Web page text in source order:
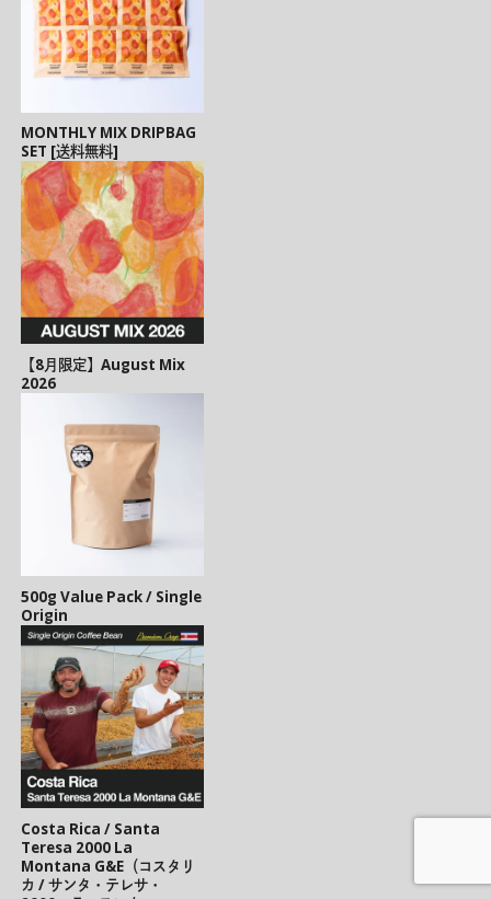
MONTHLY MIX DRIPBAG
SET [送料無料]
【8月限定】August Mix
2026
500g Value Pack / Single
Origin
Costa Rica / Santa
Teresa 2000 La
Montana G&E（コスタリ
カ / サンタ・テレサ・